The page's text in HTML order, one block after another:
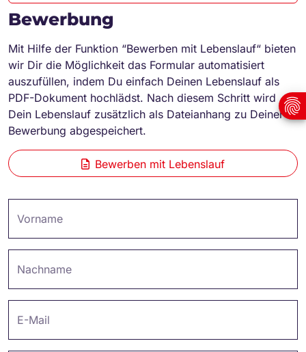
Bewerbung
Mit Hilfe der Funktion “Bewerben mit Lebenslauf“ bieten
wir Dir die Möglichkeit das Formular automatisiert
auszufüllen, indem Du einfach Deinen Lebenslauf als
PDF-Dokument hochlädst. Nach diesem Schritt wird
Dein Lebenslauf zusätzlich als Dateianhang zu Deiner
Bewerbung abgespeichert.
Bewerben mit Lebenslauf
Vorname
Nachname
E-Mail